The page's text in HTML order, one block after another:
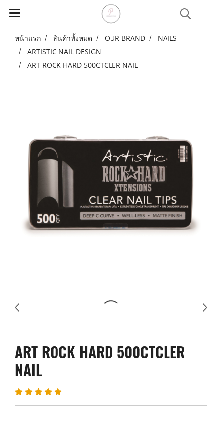
หน้าแรก สินค้าทั้งหมด OUR BRAND
NAILS
ARTISTIC NAIL DESIGN
ART ROCK HARD 500CTCLER NAIL
ART ROCK HARD 500CTCLER
NAIL